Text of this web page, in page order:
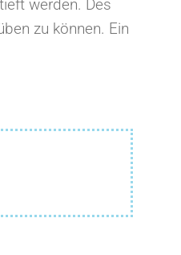
werden. Des
zu können. Ein